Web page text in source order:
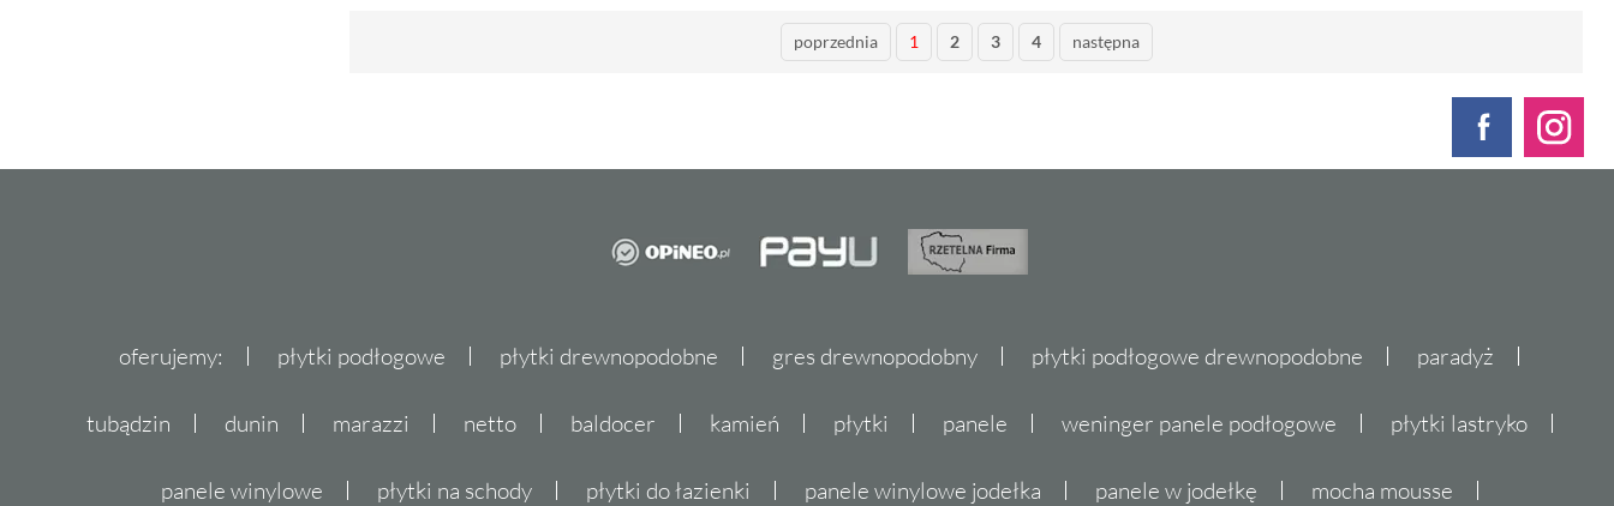
Golden Tile
Halcon
poprzednia 1 2 3 4 następna
oferujemy: płytki podłogowe płytki drewnopodobne gres drewnopodobny płytki podłogowe drewnopodobne paradyż
tubądzin dunin marazzi netto baldocer kamień płytki panele weninger panele podłogowe płytki lastryko
panele winylowe płytki na schody płytki do łazienki panele winylowe jodełka panele w jodełkę mocha mousse